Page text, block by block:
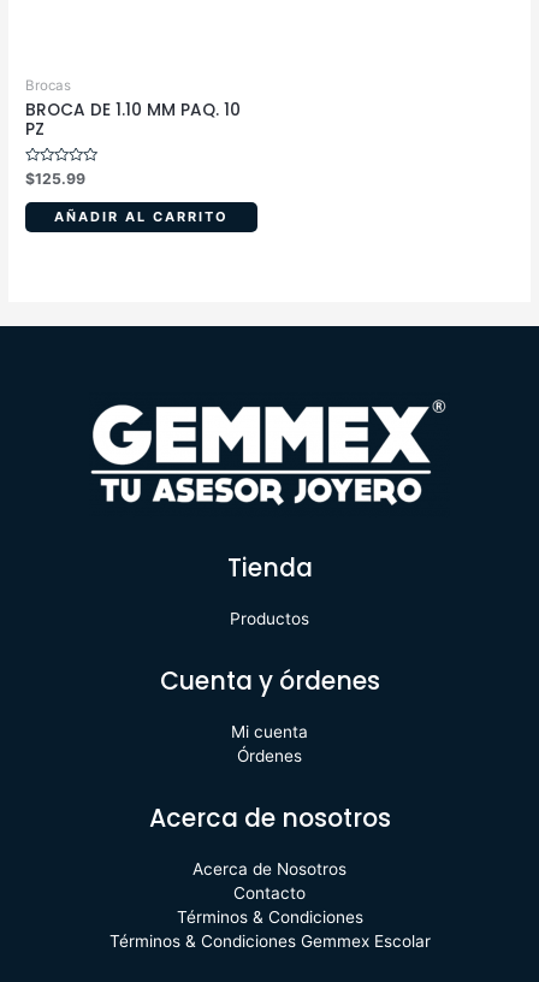
Brocas
BROCA DE 1.10 MM PAQ. 10
PZ
Valorado
en
0
5
$125.99
AÑADIR AL CARRITO
Tienda
Productos
Cuenta y órdenes
Mi cuenta
Órdenes
Acerca de nosotros
Acerca de Nosotros
Contacto
Términos & Condiciones
Términos & Condiciones Gemmex Escolar